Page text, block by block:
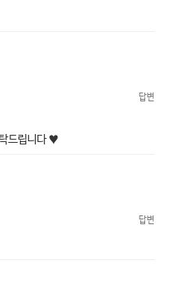
답변
드립니다 ♥
답변